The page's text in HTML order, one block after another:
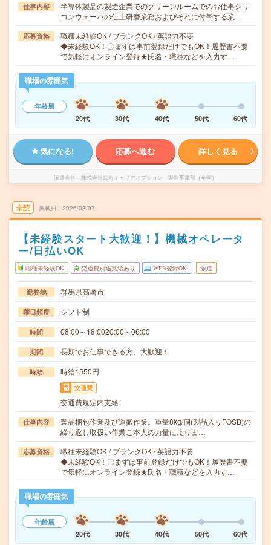
仕事内容
半導体製品の製造企業でのクリーンルームでのお仕事シリ
コンウェーハの仕上研磨業務およびそれに付帯する業…
応募資格
職種未経験OK / ブランクOK / 英語力不要
◆未経験OK！〇まずは事前登録だけでもOK！履歴書不要
で気軽にオンライン登録★氏名・職種などを入力す…
職場の雰囲気
年齢層
20代
30代 40代 50代 60代
気になる! 応募へ進む 詳しく見る
派遣会社 株式会社綜合キャリアオプション 製造事業部（全国）
未読 掲載日 2026/08/07
【未経験スタート大歓迎！】機械オペレータ
ー/日払いOK
職種未経験OK 交通費別途支給あり WEB登録OK 派遣
勤務地 群馬県高崎市
曜日頻度 シフト制
時間 08:00～18:0020:00～06:00
期間 長期でお仕事できる方、大歓迎！
時給 時給1550円
交通費
交通費規定内支給
仕事内容
製品梱包作業及び運搬作業。重量8kg/個(製品入りFOSB)の
繰り返し取扱い作業ご本人の力量によりま…
応募資格
職種未経験OK / ブランクOK / 英語力不要
◆未経験OK！〇まずは事前登録だけでもOK！履歴書不要
で気軽にオンライン登録★氏名・職種などを入力す…
職場の雰囲気
年齢層
20代
30代 40代 50代 60代